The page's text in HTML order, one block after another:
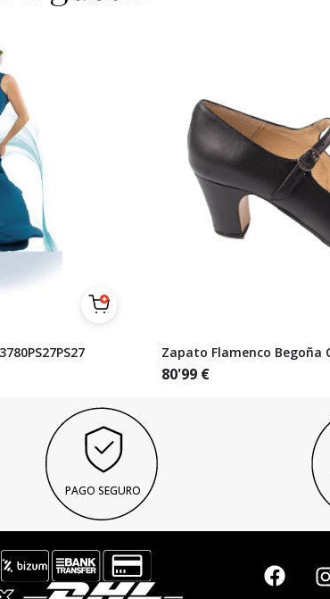
Zapato Flamenco Begoña
80'99 €
PAGO SEGURO